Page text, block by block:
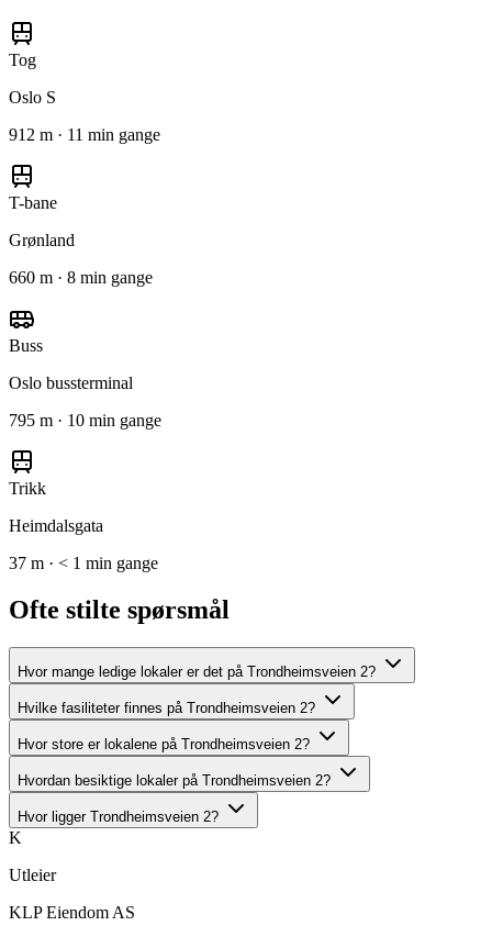
Tog
Oslo S
912 m · 11 min gange
T-bane
Grønland
660 m · 8 min gange
Buss
Oslo bussterminal
795 m · 10 min gange
Trikk
Heimdalsgata
37 m · < 1 min gange
Ofte stilte spørsmål
Hvor mange ledige lokaler er det på Trondheimsveien 2?
Hvilke fasiliteter finnes på Trondheimsveien 2?
Hvor store er lokalene på Trondheimsveien 2?
Hvordan besiktige lokaler på Trondheimsveien 2?
Hvor ligger Trondheimsveien 2?
K
Utleier
KLP Eiendom AS